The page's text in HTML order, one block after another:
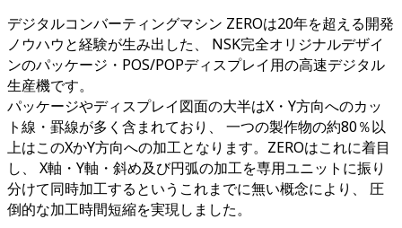
デジタルコンバーティングマシン ZEROは20年を超える開発
ノウハウと経験が生み出した、 NSK完全オリジナルデザイ
ンのパッケージ・POS/POPディスプレイ用の高速デジタル
生産機です。
パッケージやディスプレイ図面の大半はX・Y方向へのカッ
ト線・罫線が多く含まれており、 一つの製作物の約80％以
上はこのXかY方向への加工となります。ZEROはこれに着目
し、 X軸・Y軸・斜め及び円弧の加工を専用ユニットに振り
分けて同時加工するというこれまでに無い概念により、 圧
倒的な加工時間短縮を実現しました。